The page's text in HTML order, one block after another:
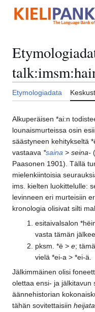
sisältöön
talk:
Etymologiadata
Alkuperäisen *ai:n
lounaismurteissa osin
säästyneen kehitykseltä
vastaava *saina > seina-
Paasonen 1901). Tällä
mielenkiintoisia
ims. kielten luokittelulle:
levinneen eri murteisiin
kronologia olisivat silti
esitaivalsalon
vasta tämän
pksm. *ë > e;
vielä *ei-a > *ei-ä.
Jälkimmäinen olisi
olettaa ensi- ja jälkitavun
äännehistorian
tähän sovitettaisiin heijata